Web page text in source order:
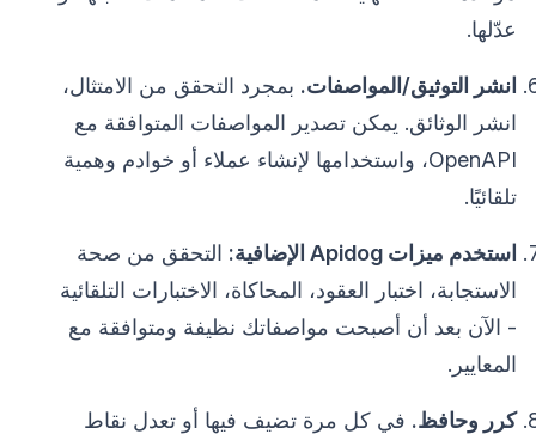
عدّلها.
انشر التوثيق/المواصفات. بمجرد التحقق من الامتثال،
انشر الوثائق. يمكن تصدير المواصفات المتوافقة مع
OpenAPI، واستخدامها لإنشاء عملاء أو خوادم وهمية
تلقائيًا.
استخدم ميزات Apidog الإضافية:
التحقق من صحة
الاستجابة، اختبار العقود، المحاكاة، الاختبارات التلقائية
- الآن بعد أن أصبحت مواصفاتك نظيفة ومتوافقة مع
المعايير.
كرر وحافظ. في كل مرة تضيف فيها أو تعدل نقاط